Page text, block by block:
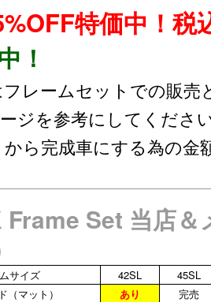
特価中！税
！
レームセットでの販売
ジを参考にしてくださ
から完成車にする為の
Set 当店＆
サイズ 42SL
45SL
（マット）
あり 完売